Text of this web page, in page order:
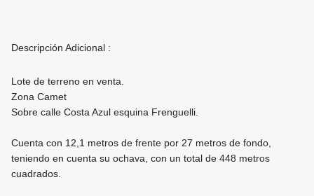
Descripción Adicional :
Lote de terreno en venta.
Zona Camet
Sobre calle Costa Azul esquina Frenguelli.
Cuenta con 12,1 metros de frente por 27 metros de fondo,
teniendo en cuenta su ochava, con un total de 448 metros
cuadrados.